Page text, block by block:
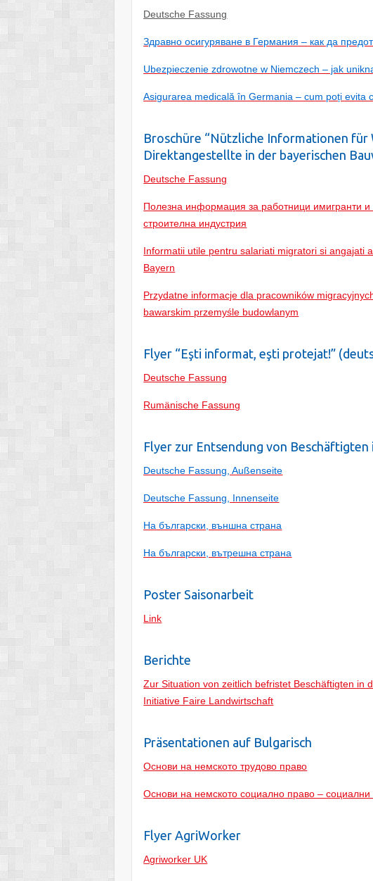
Deutsche Fassung
Здравно осигуряване в Германия – как да
Ubezpieczenie zdrowotne w Niemczech – jak
Asigurarea medicală în Germania – cum poți evita
Broschüre “Nützliche Informationen für
Direktangestellte in der bayerischen
Deutsche Fassung
Полезна информация за работници имигранти и
строителна индустрия
Informatii utile pentru salariati migratori si angajati
Bayern
Przydatne informacje dla pracowników
bawarskim przemyśle budowlanym
Flyer “Eşti informat, eşti protejat!”
Deutsche Fassung
Rumänische Fassung
Flyer zur Entsendung von
Deutsche Fassung, Außenseite
Deutsche Fassung, Innenseite
На български, външна страна
На български, вътрешна страна
Poster Saisonarbeit
Link
Berichte
Zur Situation von zeitlich befristet Beschäftigten in
Initiative Faire Landwirtschaft
Präsentationen auf Bulgarisch
Основи на немското трудово право
Основи на немското социално право – социални
Flyer AgriWorker
Agriworker UK